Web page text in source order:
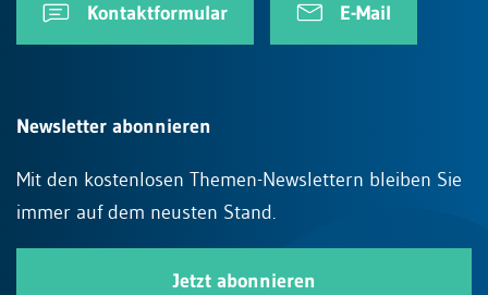
Kontaktformular E-Mail
Newsletter abonnieren
Mit den kostenlosen Themen-Newslettern bleiben Sie
immer auf dem neusten Stand.
Jetzt abonnieren